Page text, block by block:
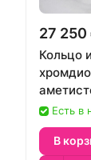
27 250
Кольцо
лунным
Есть в
В